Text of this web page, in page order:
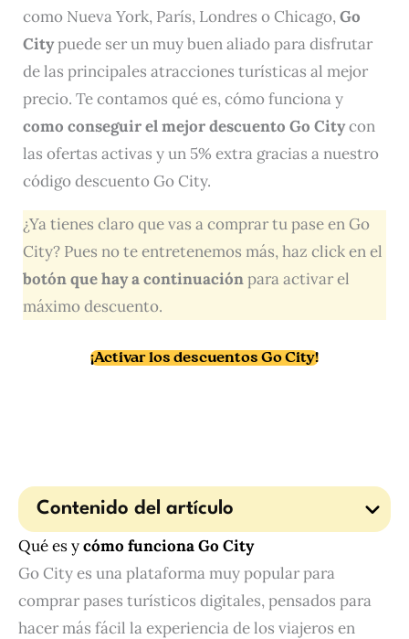
como Nueva York, París, Londres o Chicago,Go
Citypuede ser un muy buen aliado para disfrutar
de las principales atracciones turísticas al mejor
precio. Te contamos qué es, cómo funciona y
como conseguir el mejor descuento Go Citycon
las ofertas activas y un 5% extra gracias a nuestro
código descuento Go City.
¿Ya tienes claro que vas a comprar tu pase en Go
City? Pues no te entretenemos más, haz click en el
botón que hay a continuaciónpara activar el
máximo descuento.
¡Activar los descuentos Go City!
Contenido del artículo
Qué es ycómo funciona Go City
Go City es una plataforma muy popular para
comprar pases turísticos digitales, pensados para
hacer más fácil la experiencia de los viajeros en